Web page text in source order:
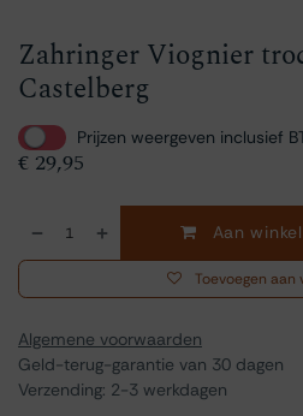
Zahringer Viognier
Castelberg
Prijzen weergeven inclusief
€ 29,95
Aan
Toevoegen aan
Algemene voorwaarden
Geld-terug-garantie van 30 dagen
Verzending: 2-3 werkdagen